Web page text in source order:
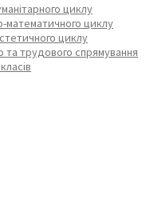
циклу
математичного циклу
циклу
та трудового спрямування